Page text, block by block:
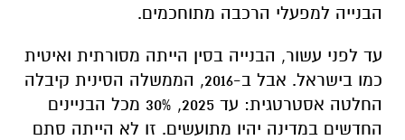
הבנייה למפעלי הרכבה מתוחכמים.
עד לפני עשור, הבנייה בסין הייתה מסורתית ואיטית
כמו בישראל. אבל ב-2016, הממשלה הסינית קיבלה
החלטה אסטרטגית: עד 2025, 30% מכל הבניינים
החדשים במדינה יהיו מתועשים. זו לא הייתה סתם